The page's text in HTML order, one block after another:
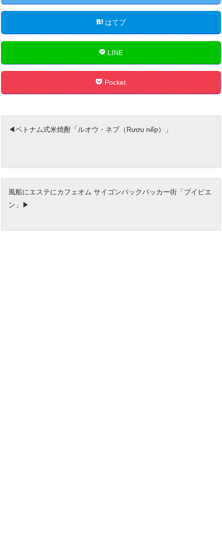
はてブ
LINE
Pocket
ベトナム式米焼酎「ルオウ・ネプ（Rượu nếp）」
風船にエステにカフェオム サイゴンバックパッカー街「ブイビエ
ン」